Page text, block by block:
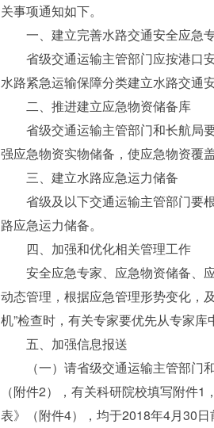
关事项通知如下。
一、建立完善水路交通安全应急
省级交通运输主管部门应按港口安
水路紧急运输保障分类建立水路交通
二、推进建立应急物资储备库
省级交通运输主管部门和长航局要
强应急物资实物储备，使应急物资覆
三、建立水路应急运力储备
省级及以下交通运输主管部门要根
路应急运力储备。
四、加强和优化相关管理工作
安全应急专家、应急物资储备、应
动态管理，根据应急管理形势变化，
机”检查时，有关专家要优先从专家库
五、加强信息报送
（一）请省级交通运输主管部门和
（附件2），有关科研院校填写附件
表》（附件4），均于2018年4月30